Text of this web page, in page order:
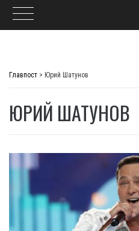
Главпост > Юрий Шатунов
ЮРИЙ ШАТУНОВ